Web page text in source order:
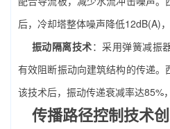
后，冷却塔整体噪声降低12dB(A)
振动隔离技术：采用弹簧减振
有效阻断振动向建筑结构的传递
该技术后，振动传递衰减率达85%
传播路径控制技术